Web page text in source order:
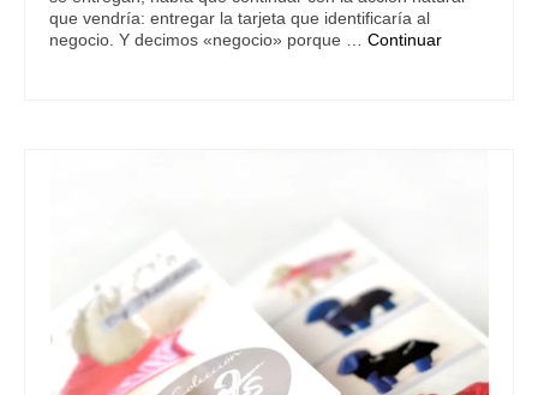
que vendría: entregar la tarjeta que identificaría al
negocio. Y decimos «negocio» porque … Continuar